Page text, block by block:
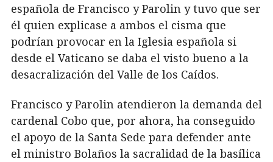
española de Francisco y Parolin y tuvo que ser
él quien explicase a ambos el cisma que
podrían provocar en la Iglesia española si
desde el Vaticano se daba el visto bueno a la
desacralización del Valle de los Caídos.
Francisco y Parolin atendieron la demanda del
cardenal Cobo que, por ahora, ha conseguido
el apoyo de la Santa Sede para defender ante
el ministro Bolaños la sacralidad de la basílica